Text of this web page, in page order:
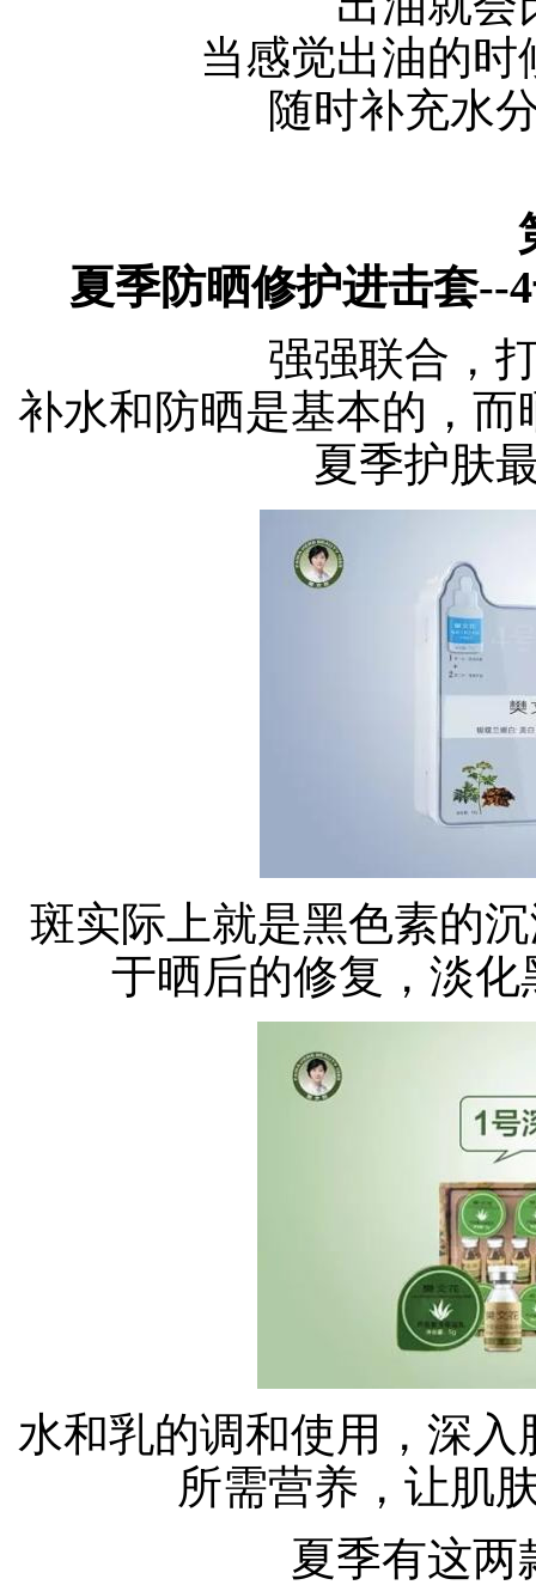
当感觉出油的
随时补充水
夏季防晒修护进击套--
强强联合，
补水和防晒是基本的，
夏季护肤
斑实际上就是黑色素的
于晒后的修复，淡化
水和乳的调和使用，深
所需营养，让肌
夏季有这两